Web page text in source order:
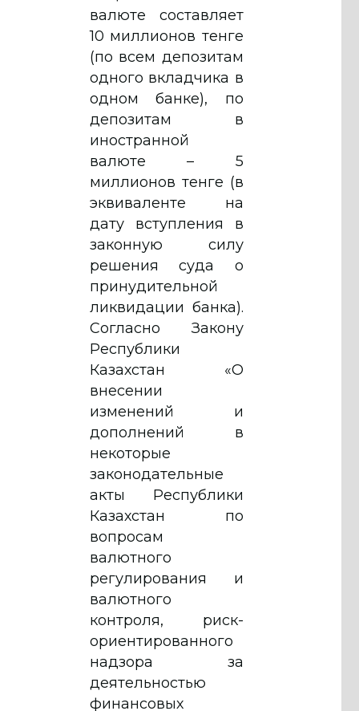
валюте составляет
10 миллионов тенге
(по всем депозитам
одного вкладчика в
одном банке), по
депозитам в
иностранной
валюте – 5
миллионов тенге (в
эквиваленте на
дату вступления в
законную силу
решения суда о
принудительной
ликвидации банка).
Согласно Закону
Республики
Казахстан «О
внесении
изменений и
дополнений в
некоторые
законодательные
акты Республики
Казахстан по
вопросам
валютного
регулирования и
валютного
контроля, риск-
ориентированного
надзора за
деятельностью
финансовых